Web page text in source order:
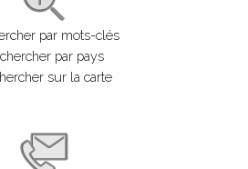
par mots-clés
par pays
sur la carte